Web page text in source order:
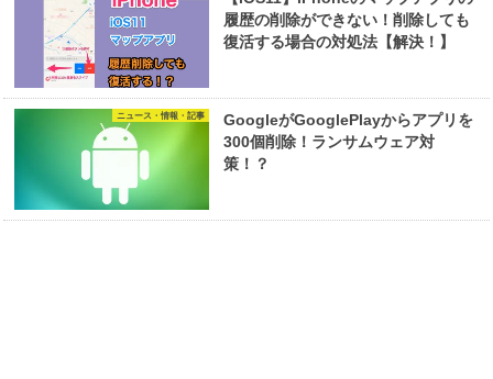
履歴の削除ができない！削除しても
復活する場合の対処法【解決！】
ニュース・情報・記事
GoogleがGooglePlayからアプリを
300個削除！ランサムウェア対
策！？